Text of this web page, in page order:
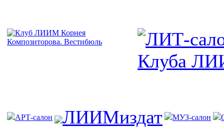
АРТ-салон ЛИИМиздат МУЗ-салон